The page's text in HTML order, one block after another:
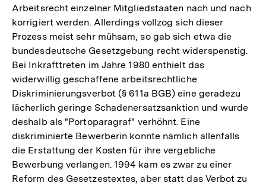
Arbeitsrecht einzelner Mitgliedstaaten nach und nach
korrigiert werden. Allerdings vollzog sich dieser
Prozess meist sehr mühsam, so gab sich etwa die
bundesdeutsche Gesetzgebung recht widerspenstig.
Bei Inkrafttreten im Jahre 1980 enthielt das
widerwillig geschaffene arbeitsrechtliche
Diskriminierungsverbot (§ 611a BGB) eine geradezu
lächerlich geringe Schadenersatzsanktion und wurde
deshalb als "Portoparagraf" verhöhnt. Eine
diskriminierte Bewerberin konnte nämlich allenfalls
die Erstattung der Kosten für ihre vergebliche
Bewerbung verlangen. 1994 kam es zwar zu einer
Reform des Gesetzestextes, aber statt das Verbot zu